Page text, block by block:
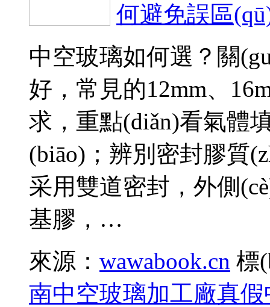
何避免誤區
中空玻璃如何選？關
好，常見的12mm、
求，重點(diǎn)看氣
(biāo)；辨別密封膠質
采用雙道密封，外側
基膠，…
來源： wawabook.cn 標
南中空玻璃加工廠真假